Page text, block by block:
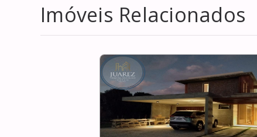
Imóveis Relacionados